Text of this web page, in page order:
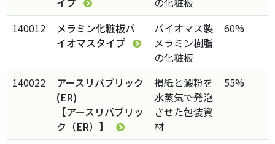
140012
メラミン化粧板バ
イオマスタイプ
バイオマス製
メラミン樹脂
の化粧板
60%
140022
アースリパブリック
(ER)
【アースリパブリッ
ク（ER）】
損紙と澱粉を
水蒸気で発泡
させた包装資
材
55%